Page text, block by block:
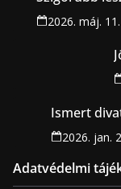
2026. máj.
Ismert
2026. jan.
Adatvédelmi